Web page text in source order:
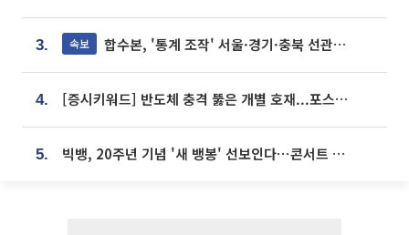
3. 속보 합수본, '통계 조작' 서울·경기·충북 선관위 등 추가 압수수색
4. [증시키워드] 반도체 충격 뚫은 개별 호재...포스코퓨처엠·에코프로·한화솔루션 '눈길'
5. 빅뱅, 20주년 기념 '새 뱅봉' 선보인다⋯콘서트 앞두고 팝업 개최